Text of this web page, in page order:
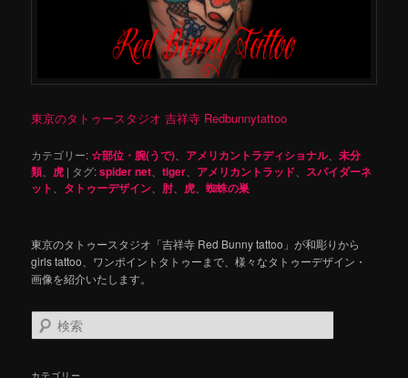
東京のタトゥースタジオ 吉祥寺 Redbunnytattoo
カテゴリー:☆部位・腕(うで) アメリカントラディショナル、未分
類
虎 | タグ:spider net 、tiger アメリカントラッド
スパイダーネ
ット
タトゥーデザイン 肘 虎 、蜘蛛の巣
東京のタトゥースタジオ「吉祥寺 Red Bunny tattoo」が和彫りから
girls tattoo、ワンポイントタトゥーまで、様々なタトゥーデザイン・
画像を紹介いたします。
検
索